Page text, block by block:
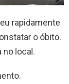
rapidamente
o óbito.
no local.